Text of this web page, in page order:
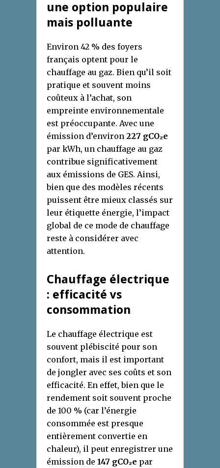
une option populaire
mais polluante
Environ 42 % des foyers
français optent pour le
chauffage au gaz. Bien qu’il soit
pratique et souvent moins
coûteux à l’achat, son
empreinte environnementale
est préoccupante. Avec une
émission d’environ 227 gCO₂e
par kWh, un chauffage au gaz
contribue significativement
aux émissions de GES. Ainsi,
bien que des modèles récents
puissent être mieux classés sur
leur étiquette énergie, l’impact
global de ce mode de chauffage
reste à considérer avec
attention.
Chauffage électrique
: efficacité vs
consommation
Le chauffage électrique est
souvent plébiscité pour son
confort, mais il est important
de jongler avec ses coûts et son
efficacité. En effet, bien que le
rendement soit souvent proche
de 100 % (car l’énergie
consommée est presque
entièrement convertie en
chaleur), il peut enregistrer une
émission de 147 gCO₂e par